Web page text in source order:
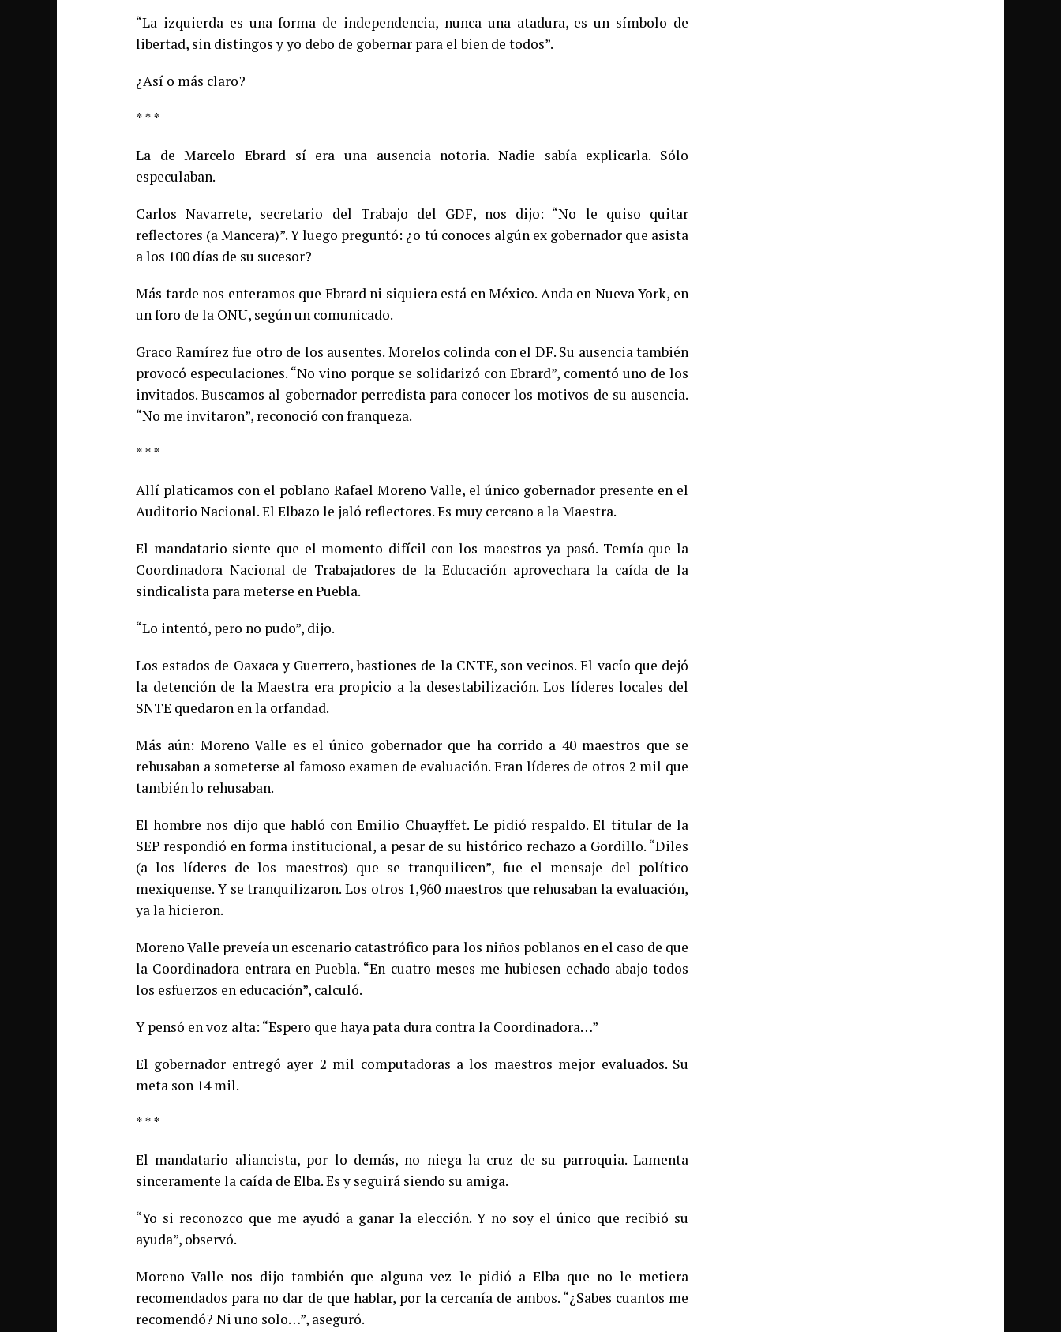
“La izquierda es una forma de independencia, nunca una atadura, es un símbolo de
libertad, sin distingos y yo debo de gobernar para el bien de todos”.
¿Así o más claro?
* * *
La de Marcelo Ebrard sí era una ausencia notoria. Nadie sabía explicarla. Sólo
especulaban.
Carlos Navarrete, secretario del Trabajo del GDF, nos dijo: “No le quiso quitar
reflectores (a Mancera)”. Y luego preguntó: ¿o tú conoces algún ex gobernador que asista
a los 100 días de su sucesor?
Más tarde nos enteramos que Ebrard ni siquiera está en México. Anda en Nueva York, en
un foro de la ONU, según un comunicado.
Graco Ramírez fue otro de los ausentes. Morelos colinda con el DF. Su ausencia también
provocó especulaciones. “No vino porque se solidarizó con Ebrard”, comentó uno de los
invitados. Buscamos al gobernador perredista para conocer los motivos de su ausencia.
“No me invitaron”, reconoció con franqueza.
* * *
Allí platicamos con el poblano Rafael Moreno Valle, el único gobernador presente en el
Auditorio Nacional. El Elbazo le jaló reflectores. Es muy cercano a la Maestra.
El mandatario siente que el momento difícil con los maestros ya pasó. Temía que la
Coordinadora Nacional de Trabajadores de la Educación aprovechara la caída de la
sindicalista para meterse en Puebla.
“Lo intentó, pero no pudo”, dijo.
Los estados de Oaxaca y Guerrero, bastiones de la CNTE, son vecinos. El vacío que dejó
la detención de la Maestra era propicio a la desestabilización. Los líderes locales del
SNTE quedaron en la orfandad.
Más aún: Moreno Valle es el único gobernador que ha corrido a 40 maestros que se
rehusaban a someterse al famoso examen de evaluación. Eran líderes de otros 2 mil que
también lo rehusaban.
El hombre nos dijo que habló con Emilio Chuayffet. Le pidió respaldo. El titular de la
SEP respondió en forma institucional, a pesar de su histórico rechazo a Gordillo. “Diles
(a los líderes de los maestros) que se tranquilicen”, fue el mensaje del político
mexiquense. Y se tranquilizaron. Los otros 1,960 maestros que rehusaban la evaluación,
ya la hicieron.
Moreno Valle preveía un escenario catastrófico para los niños poblanos en el caso de que
la Coordinadora entrara en Puebla. “En cuatro meses me hubiesen echado abajo todos
los esfuerzos en educación”, calculó.
Y pensó en voz alta: “Espero que haya pata dura contra la Coordinadora…”
El gobernador entregó ayer 2 mil computadoras a los maestros mejor evaluados. Su
meta son 14 mil.
* * *
El mandatario aliancista, por lo demás, no niega la cruz de su parroquia. Lamenta
sinceramente la caída de Elba. Es y seguirá siendo su amiga.
“Yo si reconozco que me ayudó a ganar la elección. Y no soy el único que recibió su
ayuda”, observó.
Moreno Valle nos dijo también que alguna vez le pidió a Elba que no le metiera
recomendados para no dar de que hablar, por la cercanía de ambos. “¿Sabes cuantos me
recomendó? Ni uno solo…”, aseguró.